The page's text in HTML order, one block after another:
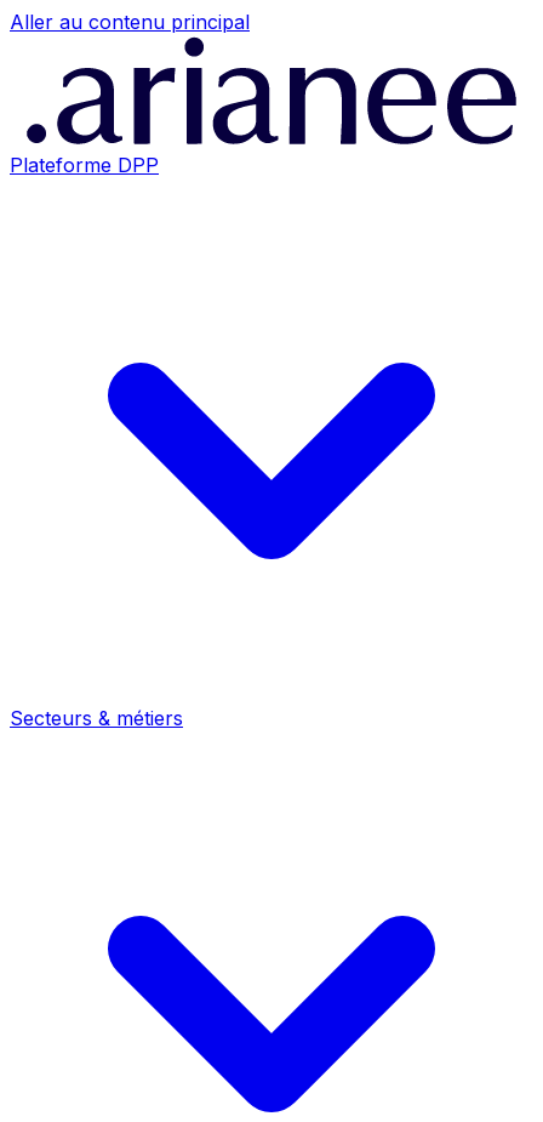
Aller au contenu principal
Plateforme DPP
Secteurs & métiers